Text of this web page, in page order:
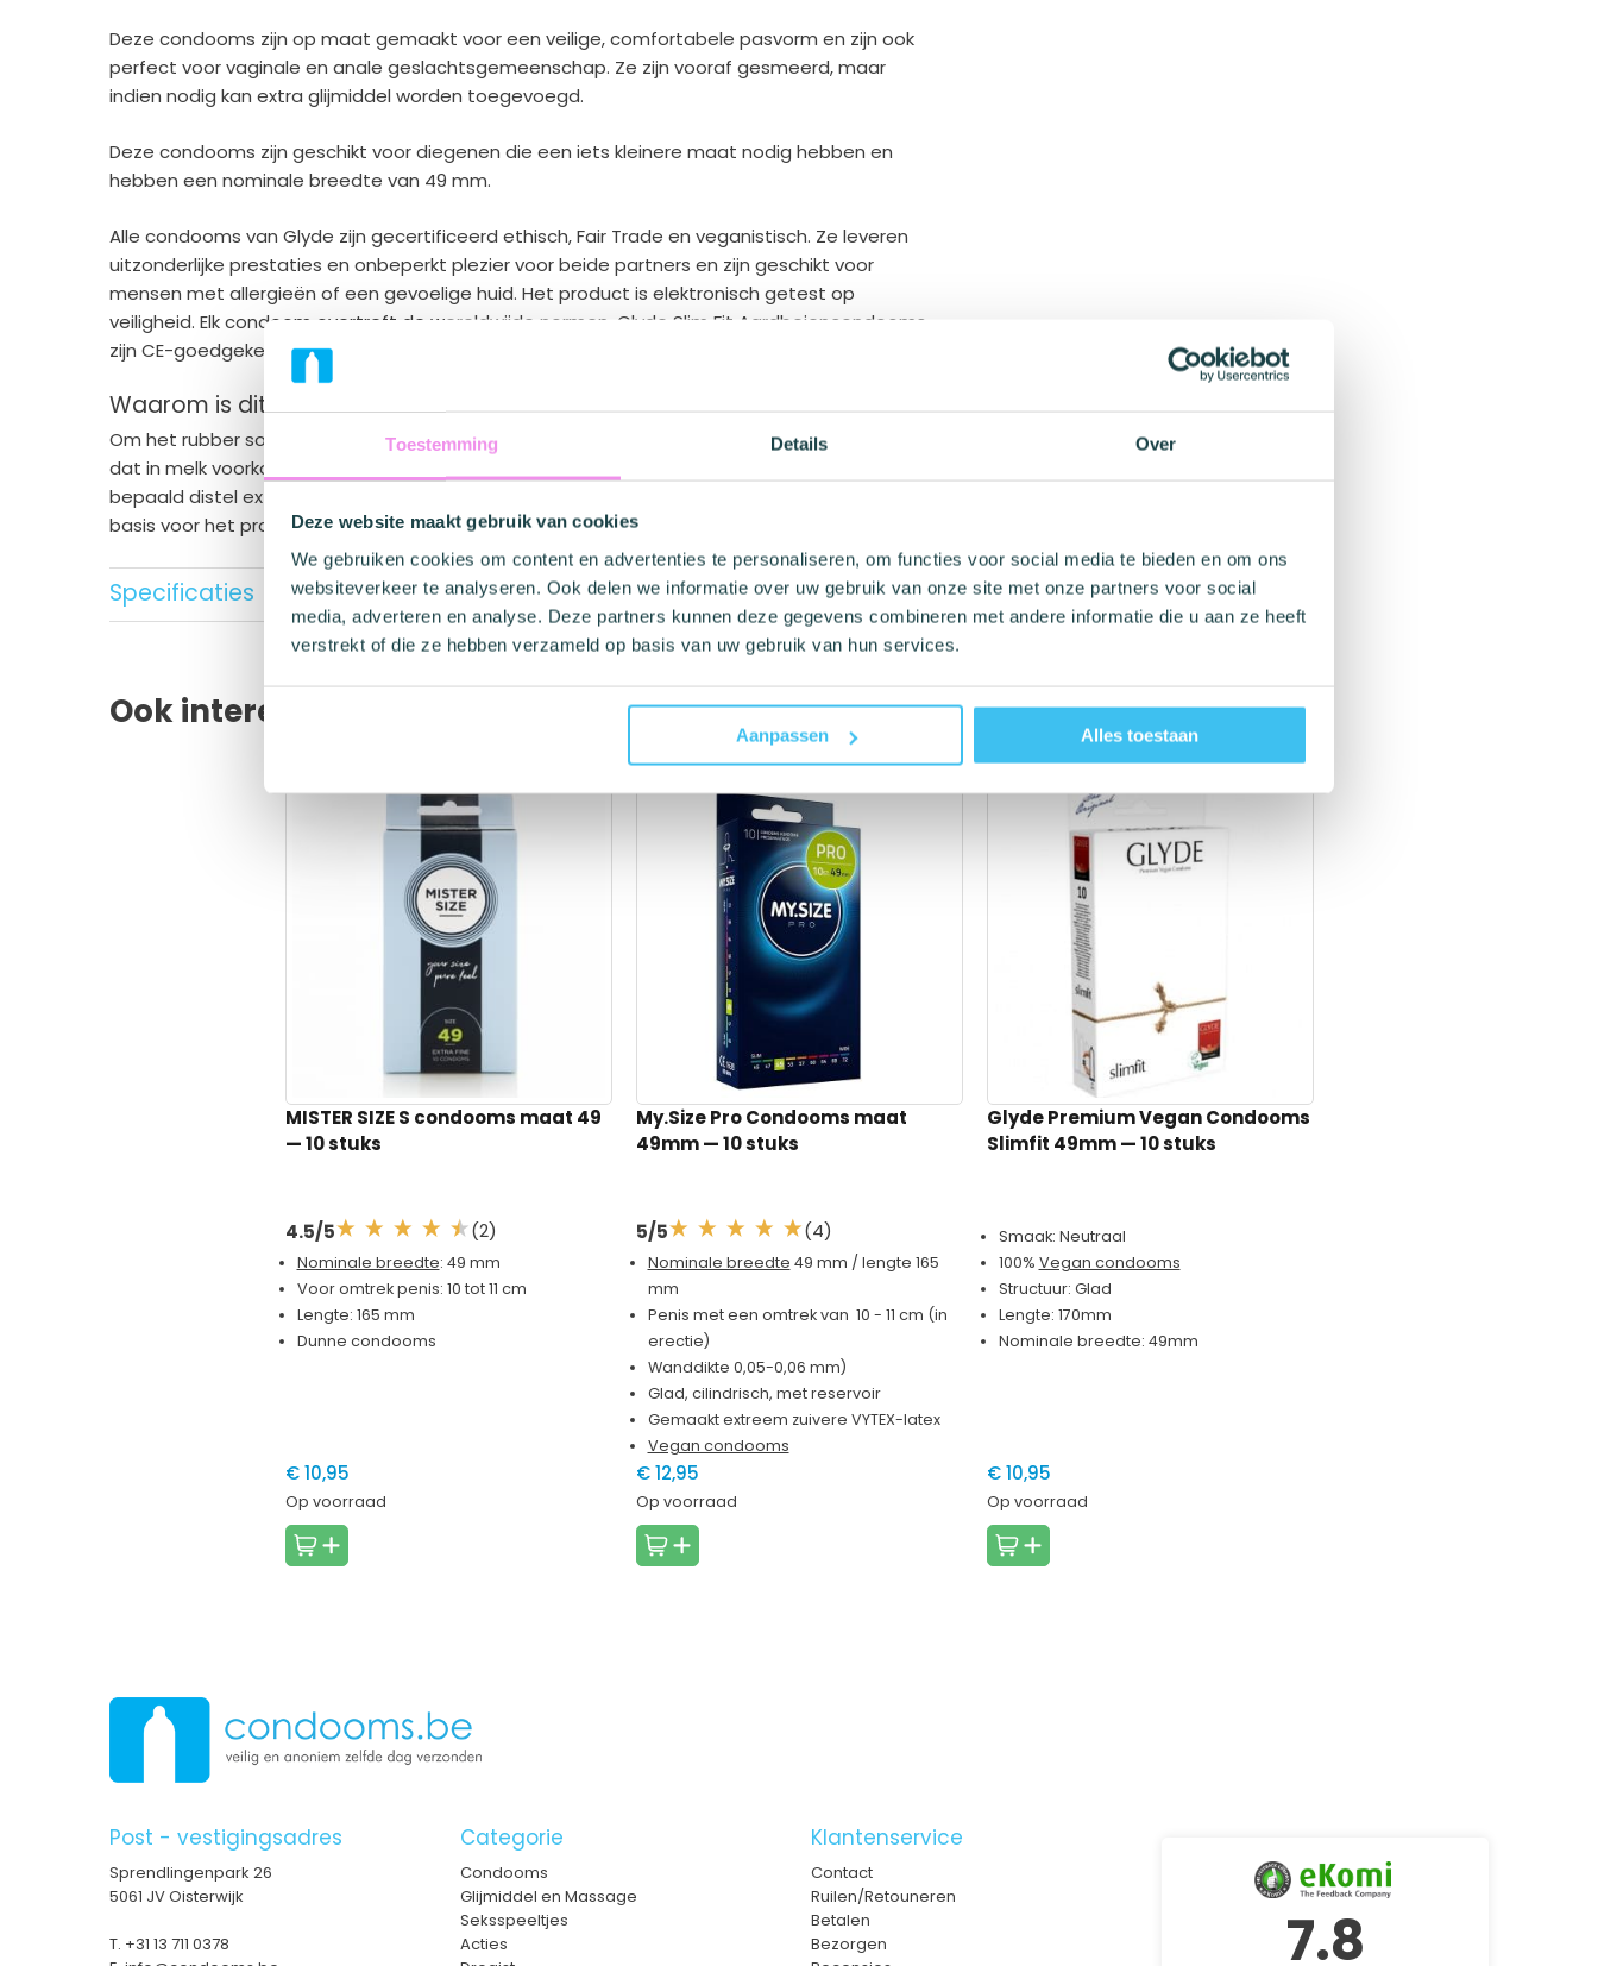
Toestemming Details Over
Deze website maakt gebruik van cookies
We gebruiken cookies om content en advertenties te personaliseren, om functies voor social media te bieden en om ons
websiteverkeer te analyseren. Ook delen we informatie over uw gebruik van onze site met onze partners voor social
media, adverteren en analyse. Deze partners kunnen deze gegevens combineren met andere informatie die u aan ze heeft
verstrekt of die ze hebben verzameld op basis van uw gebruik van hun services.
Aanpassen Alles toestaan
Deze condooms zijn op maat gemaakt voor een veilige, comfortabele pasvorm en zijn ook
perfect voor vaginale en anale geslachtsgemeenschap. Ze zijn vooraf gesmeerd, maar
indien nodig kan extra glijmiddel worden toegevoegd.
Deze condooms zijn geschikt voor diegenen die een iets kleinere maat nodig hebben en
hebben een nominale breedte van 49 mm.
Alle condooms van Glyde zijn gecertificeerd ethisch, Fair Trade en veganistisch. Ze leveren
uitzonderlijke prestaties en onbeperkt plezier voor beide partners en zijn geschikt voor
mensen met allergieën of een gevoelige huid. Het product is elektronisch getest op
veiligheid. Elk condoom overtreft de wereldwijde normen. Glyde Slim Fit Aardbeiencondooms
zijn CE-goedgekeurd
Waarom is dit condoom veganistisch?
Om het rubber soepel en fijn te maken wordt caseïne gebruikt. Caseïne is een dierlijk eiwit
dat in melk voorkomt. Glyde gebruikt voor haar Premium Vegan Condooms gebruik van een
bepaald distel extract dat precies hetzelfde effect aan het rubber geeft. Hierdoor is de
basis voor het productieproces 100% plantaardig en is het condoom 100% veganistisch.
Specificaties
Glyde
Natuurlijk Rubber Latex
Nominale breedte
Aardbei
Aardbei
Recht Condoom
Normaal
Glad
Ja
Ook interessant
MISTER SIZE S condooms maat 49
— 10 stuks
4.5/5 (2)
Nominale breedte: 49 mm
Voor omtrek penis: 10 tot 11 cm
Lengte: 165 mm
Dunne condooms
€ 10,95
Op voorraad
My.Size Pro Condooms maat
49mm— 10 stuks
5/5 (4)
Nominale breedte 49 mm / lengte 165
mm
Penis met een omtrek van 10 - 11 cm (in
erectie)
Wanddikte 0,05-0,06 mm)
Glad, cilindrisch, met reservoir
Gemaakt extreem zuivere VYTEX-latex
Vegan condooms
€ 12,95
Op voorraad
Glyde Premium Vegan Condooms
Slimfit 49mm— 10 stuks
Smaak: Neutraal
100% Vegan condooms
Structuur: Glad
Lengte: 170mm
Nominale breedte: 49mm
€ 10,95
Op voorraad
Post - vestigingsadres
Sprendlingenpark 26
5061 JV Oisterwijk
T. +31 13 711 0378
Categorie
Condooms
Glijmiddel en Massage
Seksspeeltjes
Acties
Klantenservice
Contact
Ruilen/Retouneren
Betalen
Bezorgen
7.8